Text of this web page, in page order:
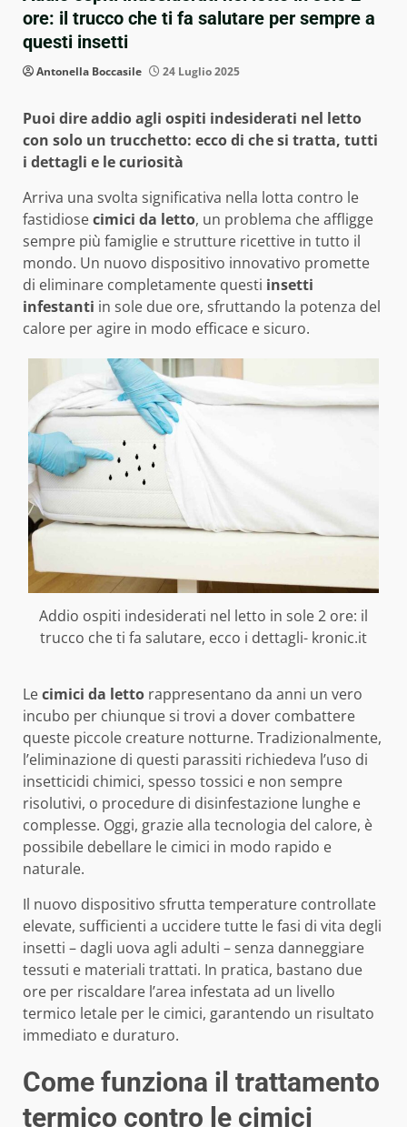
ore: il trucco che ti fa salutare per sempre a
questi insetti
Antonella Boccasile 24 Luglio 2025
Puoi dire addio agli ospiti indesiderati nel letto
con solo un trucchetto: ecco di che si tratta, tutti
i dettagli e le curiosità
Arriva una svolta significativa nella lotta contro le
fastidiosecimici da letto, un problema che affligge
sempre più famiglie e strutture ricettive in tutto il
mondo. Un nuovo dispositivo innovativo promette
di eliminare completamente questi insetti
infestanti in sole due ore, sfruttando la potenza del
calore per agire in modo efficace e sicuro.
Addio ospiti indesiderati nel letto in sole 2 ore: il
trucco che ti fa salutare, ecco i dettagli- kronic.it
Lecimici da letto rappresentano da anni un vero
incubo per chiunque si trovi a dover combattere
queste piccole creature notturne. Tradizionalmente,
l’eliminazione di questi parassiti richiedeva l’uso di
insetticidi chimici, spesso tossici e non sempre
risolutivi, o procedure di disinfestazione lunghe e
complesse. Oggi, grazie alla tecnologia del calore, è
possibile debellare le cimici in modo rapido e
naturale.
Il nuovo dispositivo sfrutta temperature controllate
elevate, sufficienti a uccidere tutte le fasi di vita degli
insetti – dagli uova agli adulti – senza danneggiare
tessuti e materiali trattati. In pratica, bastano due
ore per riscaldare l’area infestata ad un livello
termico letale per le cimici, garantendo un risultato
immediato e duraturo.
Come funziona il trattamento
termico contro le cimici